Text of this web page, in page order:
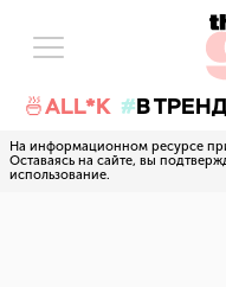
🍜ALL*K В
На информационном ресурсе
Оставаясь на сайте, вы
использование.